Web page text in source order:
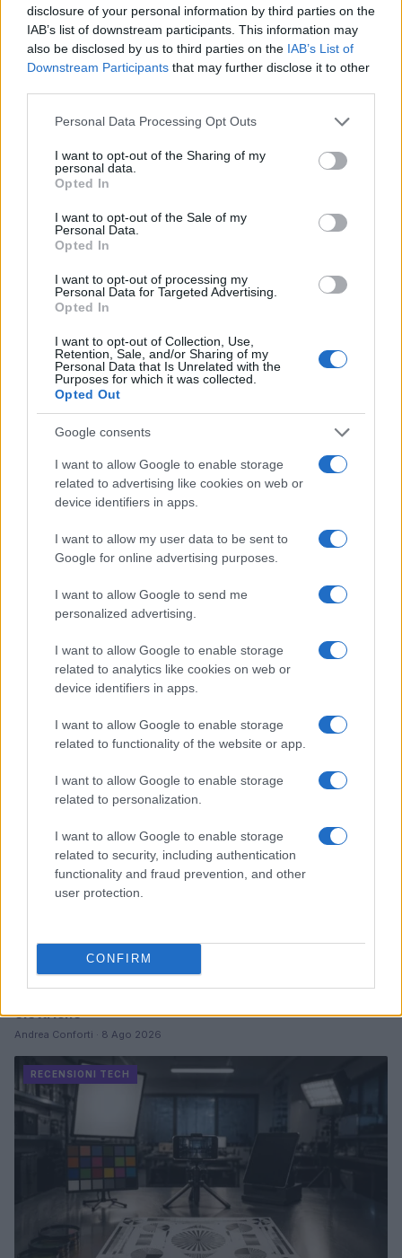
disclosure of your personal information by third parties on the
IAB’s list of downstream participants. This information may
also be disclosed by us to third parties on the IAB’s List of
Downstream Participants that may further disclose it to other
Please note that this website/app uses one or more Google
not limited to your visit or usage behaviour. You may click to
grant or deny consent to Google and its third-party tags to
use your data for below specified purposes in below Google
consent section.
Personal Data Processing Opt Outs
I want to opt-out of the Sharing of my
personal data.
Opted In
I want to opt-out of the Sale of my
Personal Data.
Opted In
I want to opt-out of processing my
Personal Data for Targeted Advertising.
Opted In
I want to opt-out of Collection, Use,
Retention, Sale, and/or Sharing of my
Personal Data that Is Unrelated with the
Purposes for which it was collected.
Opted Out
Google consents
I want to allow Google to enable storage
related to advertising like cookies on web or
device identifiers in apps.
I want to allow my user data to be sent to
Google for online advertising purposes.
I want to allow Google to send me
personalized advertising.
I want to allow Google to enable storage
related to analytics like cookies on web or
device identifiers in apps.
I want to allow Google to enable storage
related to functionality of the website or app.
I want to allow Google to enable storage
related to personalization.
I want to allow Google to enable storage
related to security, including authentication
functionality and fraud prevention, and other
user protection.
CONFIRM
Il 2025 si prospetta un anno entusiasmante per gli
amanti di Linux, con una varietà di laptop pronti a
offrire prestazioni, sicurezza e libertà di
personalizzazione. Sia che tu sia uno sviluppatore,
un professionista o un gamer, ci sono opzioni
AUTORE
Staff
Continua a leggere
RECENSIONI TECH
elettriche
Andrea Conforti · 8 Ago 2026
RECENSIONI TECH